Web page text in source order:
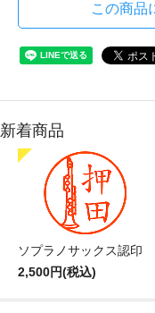
この商品
新着商品
ソプラノサックス認印
2,500円(税込)